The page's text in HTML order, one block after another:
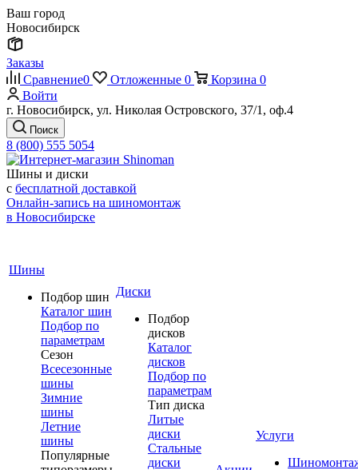
Ваш город
Новосибирск
Заказы
Сравнение0 Отложенные 0 Корзина 0
Войти
г. Новосибирск, ул. Николая Островского, 37/1, оф.4
Поиск
8 (800) 555 5054
Шины и диски
с бесплатной доставкой
Онлайн-запись на шиномонтаж
в Новосибирске
Шины
Подбор шин
Каталог шин
Подбор по
параметрам
Сезон
Всесезонные
шины
Зимние
шины
Летние
шины
Популярные
Диски
Подбор
дисков
Каталог
дисков
Подбор по
параметрам
Тип диска
Литые
диски
Стальные
диски
Услуги